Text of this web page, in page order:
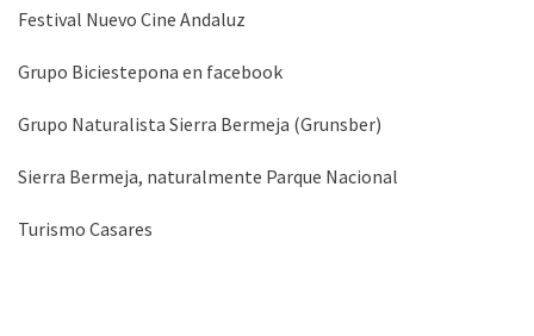
Festival Nuevo Cine Andaluz
Grupo Biciestepona en facebook
Grupo Naturalista Sierra Bermeja (Grunsber)
Sierra Bermeja, naturalmente Parque Nacional
Turismo Casares